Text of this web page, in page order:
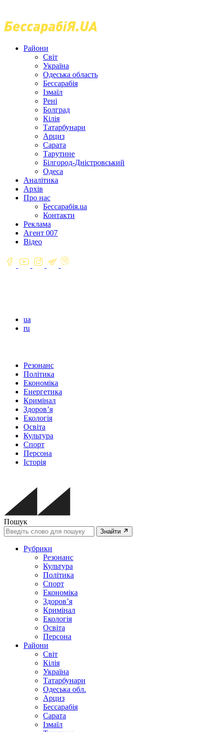
Райони
Світ
Україна
Одеська область
Бессарабія
Ізмаїл
Рені
Болград
Кілія
Татарбунари
Арциз
Сарата
Тарутине
Білгород-Дністровський
Одеса
Аналітика
Архів
Про нас
Бессарабія.ua
Контакти
Реклама
Агент 007
Відео
ua
ru
Резонанс
Політика
Економіка
Енергетика
Кримінал
Здоров’я
Екологія
Освіта
Культура
Спорт
Персона
Історія
Пошук
Знайти
Рубрики
Резонанс
Культура
Політика
Спорт
Економіка
Здоров’я
Кримінал
Екологія
Освіта
Персона
Райони
Світ
Кілія
Україна
Татарбунари
Одеська обл.
Арциз
Бессарабія
Сарата
Ізмаїл